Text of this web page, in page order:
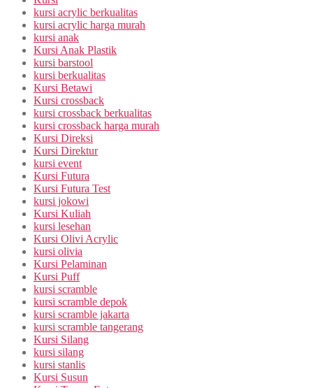
kursi acrylic berkualitas
kursi acrylic harga murah
kursi anak
Kursi Anak Plastik
kursi barstool
kursi berkualitas
Kursi Betawi
Kursi crossback
kursi crossback berkualitas
kursi crossback harga murah
Kursi Direksi
Kursi Direktur
kursi event
Kursi Futura
Kursi Futura Test
kursi jokowi
Kursi Kuliah
kursi lesehan
Kursi Olivi Acrylic
kursi olivia
Kursi Pelaminan
Kursi Puff
kursi scramble
kursi scramble depok
kursi scramble jakarta
kursi scramble tangerang
Kursi Silang
kursi silang
kursi stanlis
Kursi Susun